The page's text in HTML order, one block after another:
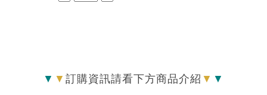
▼ ▼ 訂購資訊請看下方商品介紹 ▼ ▼